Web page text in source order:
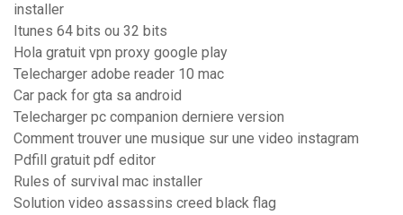
installer
Itunes 64 bits ou 32 bits
Hola gratuit vpn proxy google play
Telecharger adobe reader 10 mac
Car pack for gta sa android
Telecharger pc companion derniere version
Comment trouver une musique sur une video instagram
Pdfill gratuit pdf editor
Rules of survival mac installer
Solution video assassins creed black flag